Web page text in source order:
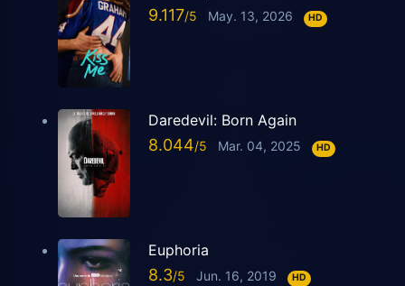
9.117 May. 13, 2026 HD
Daredevil: Born Again
8.044 Mar. 04, 2025 HD
Euphoria
8.3 Jun. 16, 2019 HD